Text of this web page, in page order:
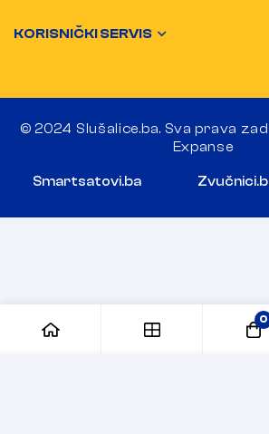
KORISNIČKI SERVIS
© 2024 Slušalice.ba. Sva prava
Expanse
Smartsatovi.ba
0